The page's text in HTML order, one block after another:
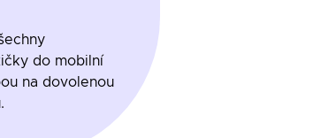
do mobilní
na dovolenou